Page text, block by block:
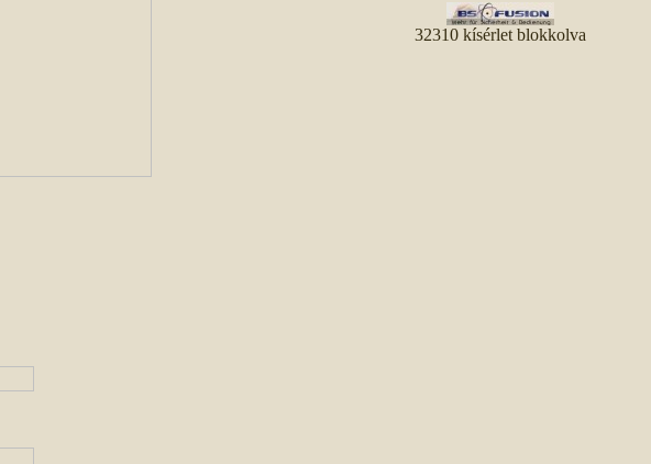
32310 kísérlet blokkolva